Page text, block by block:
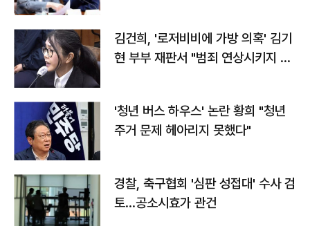
김건희, '로저비비에 가방 의혹' 김기
현 부부 재판서 "범죄 연상시키지 말
'청년 버스 하우스' 논란 황희 "청년
주거 문제 헤아리지 못했다"
경찰, 축구협회 '심판 성접대' 수사 검
토…공소시효가 관건